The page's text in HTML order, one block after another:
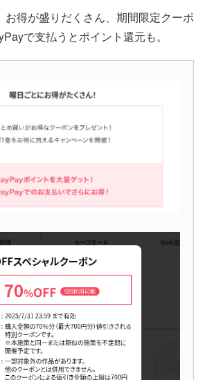
お得が盛りだくさん、期間限定クーポ
で支払うとポイント還元も。